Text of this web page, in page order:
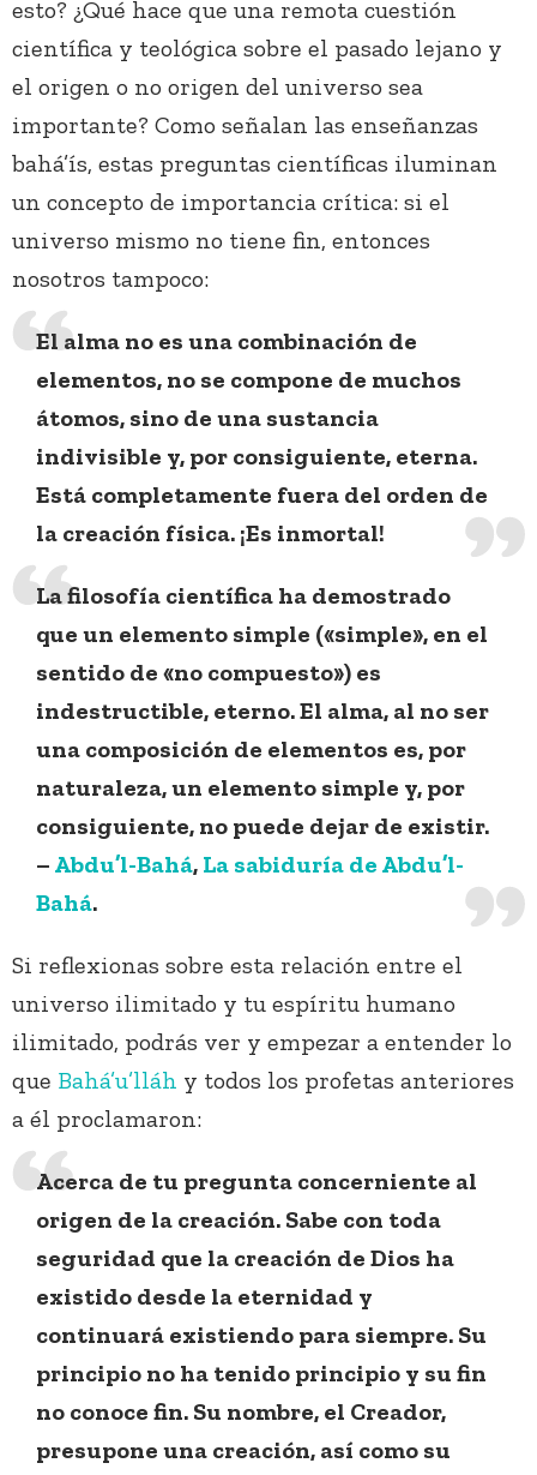
esto? ¿Qué hace que una remota cuestión
científica y teológica sobre el pasado lejano y
el origen o no origen del universo sea
importante? Como señalan las enseñanzas
bahá’ís, estas preguntas científicas iluminan
un concepto de importancia crítica: si el
universo mismo no tiene fin, entonces
nosotros tampoco:
El alma no es una combinación de
elementos, no se compone de muchos
átomos, sino de una sustancia
indivisible y, por consiguiente, eterna.
Está completamente fuera del orden de
la creación física. ¡Es inmortal!
La filosofía científica ha demostrado
que un elemento simple («simple», en el
sentido de «no compuesto») es
indestructible, eterno. El alma, al no ser
una composición de elementos es, por
naturaleza, un elemento simple y, por
consiguiente, no puede dejar de existir.
– Abdu’l-Bahá, La sabiduría de Abdu’l-
Bahá.
Si reflexionas sobre esta relación entre el
universo ilimitado y tu espíritu humano
ilimitado, podrás ver y empezar a entender lo
que Bahá’u’lláh y todos los profetas anteriores
a él proclamaron:
Acerca de tu pregunta concerniente al
origen de la creación. Sabe con toda
seguridad que la creación de Dios ha
existido desde la eternidad y
continuará existiendo para siempre. Su
principio no ha tenido principio y su fin
no conoce fin. Su nombre, el Creador,
presupone una creación, así como su